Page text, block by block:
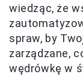
wiedząc, że
spraw, by
zarządzane,
wędrówkę w